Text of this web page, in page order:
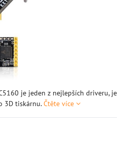
je jeden z nejlepších driveru, je
3D tiskárnu.Čtěte více